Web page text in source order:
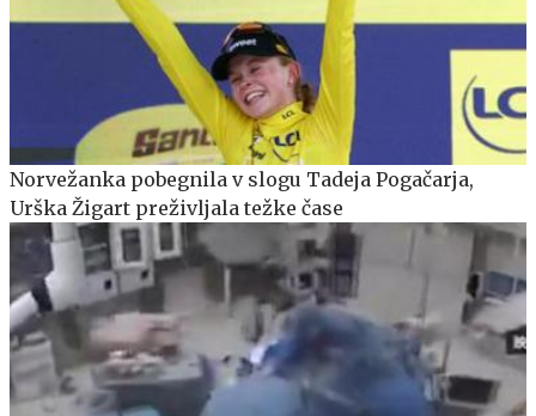
Norvežanka pobegnila v slogu Tadeja Pogačarja,
Urška Žigart preživljala težke čase